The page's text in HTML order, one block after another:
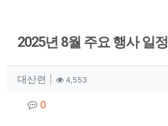
2025년 8월 주요 행사 일정
작성자 정보
대산련 작성4,553조회
컨텐츠 정보
0